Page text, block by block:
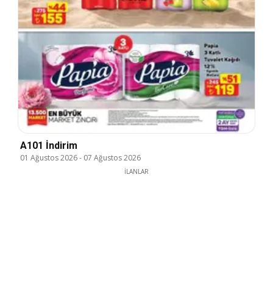
A101 İndirim
01 Ağustos 2026- 07 Ağustos 2026
İLANLAR